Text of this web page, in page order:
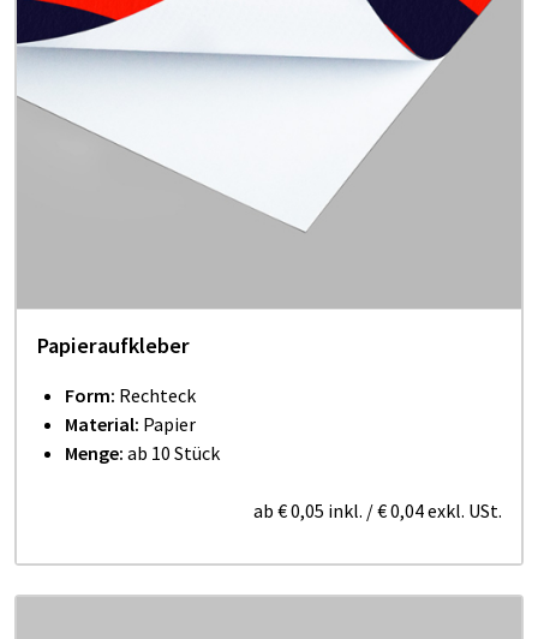
Papieraufkleber
Form: Rechteck
Material: Papier
Menge: ab 10 Stück
ab € 0,05 inkl. /€ 0,04exkl. USt.